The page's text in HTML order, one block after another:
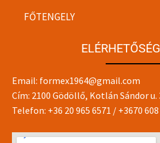
FŐTENGELY
Email: formex1964@gmail.com
Cím: 2100 Gödöllő, Kotlán Sándor u.
Telefon: +36 20 965 6571 / +3670